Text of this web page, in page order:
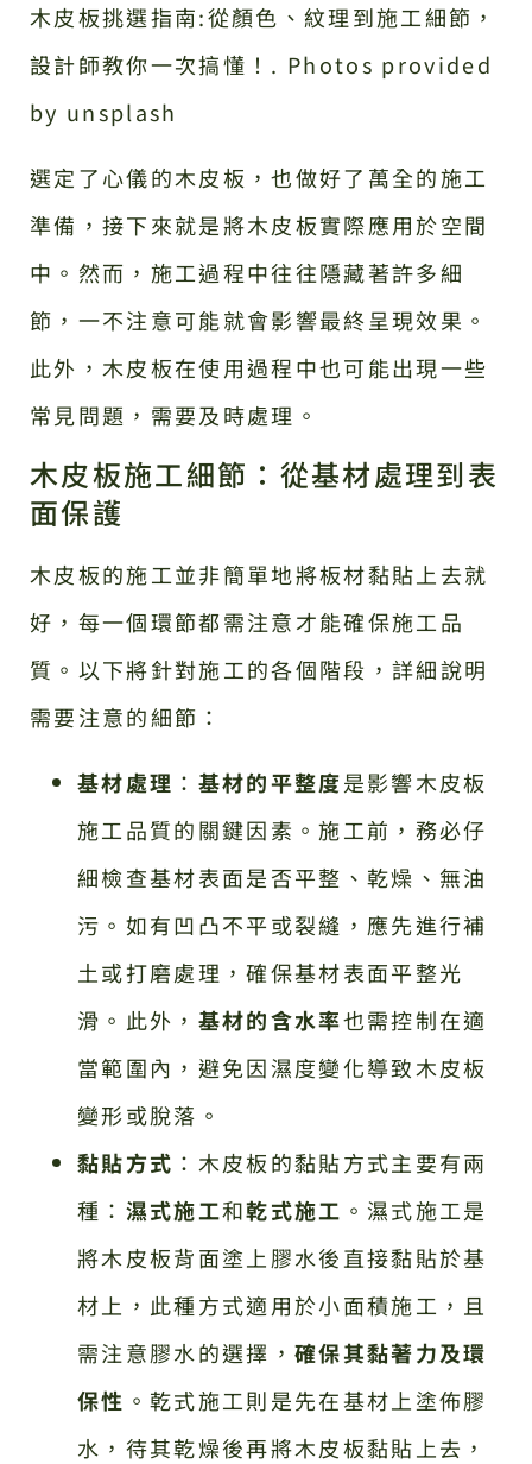
木皮板挑選指南:從顏色、紋理到施工細節，
設計師教你一次搞懂！. Photos provided
by unsplash
選定了心儀的木皮板，也做好了萬全的施工
準備，接下來就是將木皮板實際應用於空間
中。然而，施工過程中往往隱藏著許多細
節，一不注意可能就會影響最終呈現效果。
此外，木皮板在使用過程中也可能出現一些
常見問題，需要及時處理。
木皮板施工細節：從基材處理到表
面保護
木皮板的施工並非簡單地將板材黏貼上去就
好，每一個環節都需注意才能確保施工品
質。以下將針對施工的各個階段，詳細說明
需要注意的細節：
基材處理 ： 基材的平整度是影響木皮板
施工品質的關鍵因素。施工前，務必仔
細檢查基材表面是否平整、乾燥、無油
污。如有凹凸不平或裂縫，應先進行補
土或打磨處理，確保基材表面平整光
滑。此外， 基材的含水率也需控制在適
當範圍內，避免因濕度變化導致木皮板
變形或脫落。
黏貼方式 ：木皮板的黏貼方式主要有兩
種： 濕式施工和乾式施工 。濕式施工是
將木皮板背面塗上膠水後直接黏貼於基
材上，此種方式適用於小面積施工，且
需注意膠水的選擇，確保其黏著力及環
保性 。乾式施工則是先在基材上塗佈膠
水，待其乾燥後再將木皮板黏貼上去，